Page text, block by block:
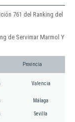
761 del Ranking del
de Servimar Marmol Y
Provincia
Valencia
Málaga
Sevilla